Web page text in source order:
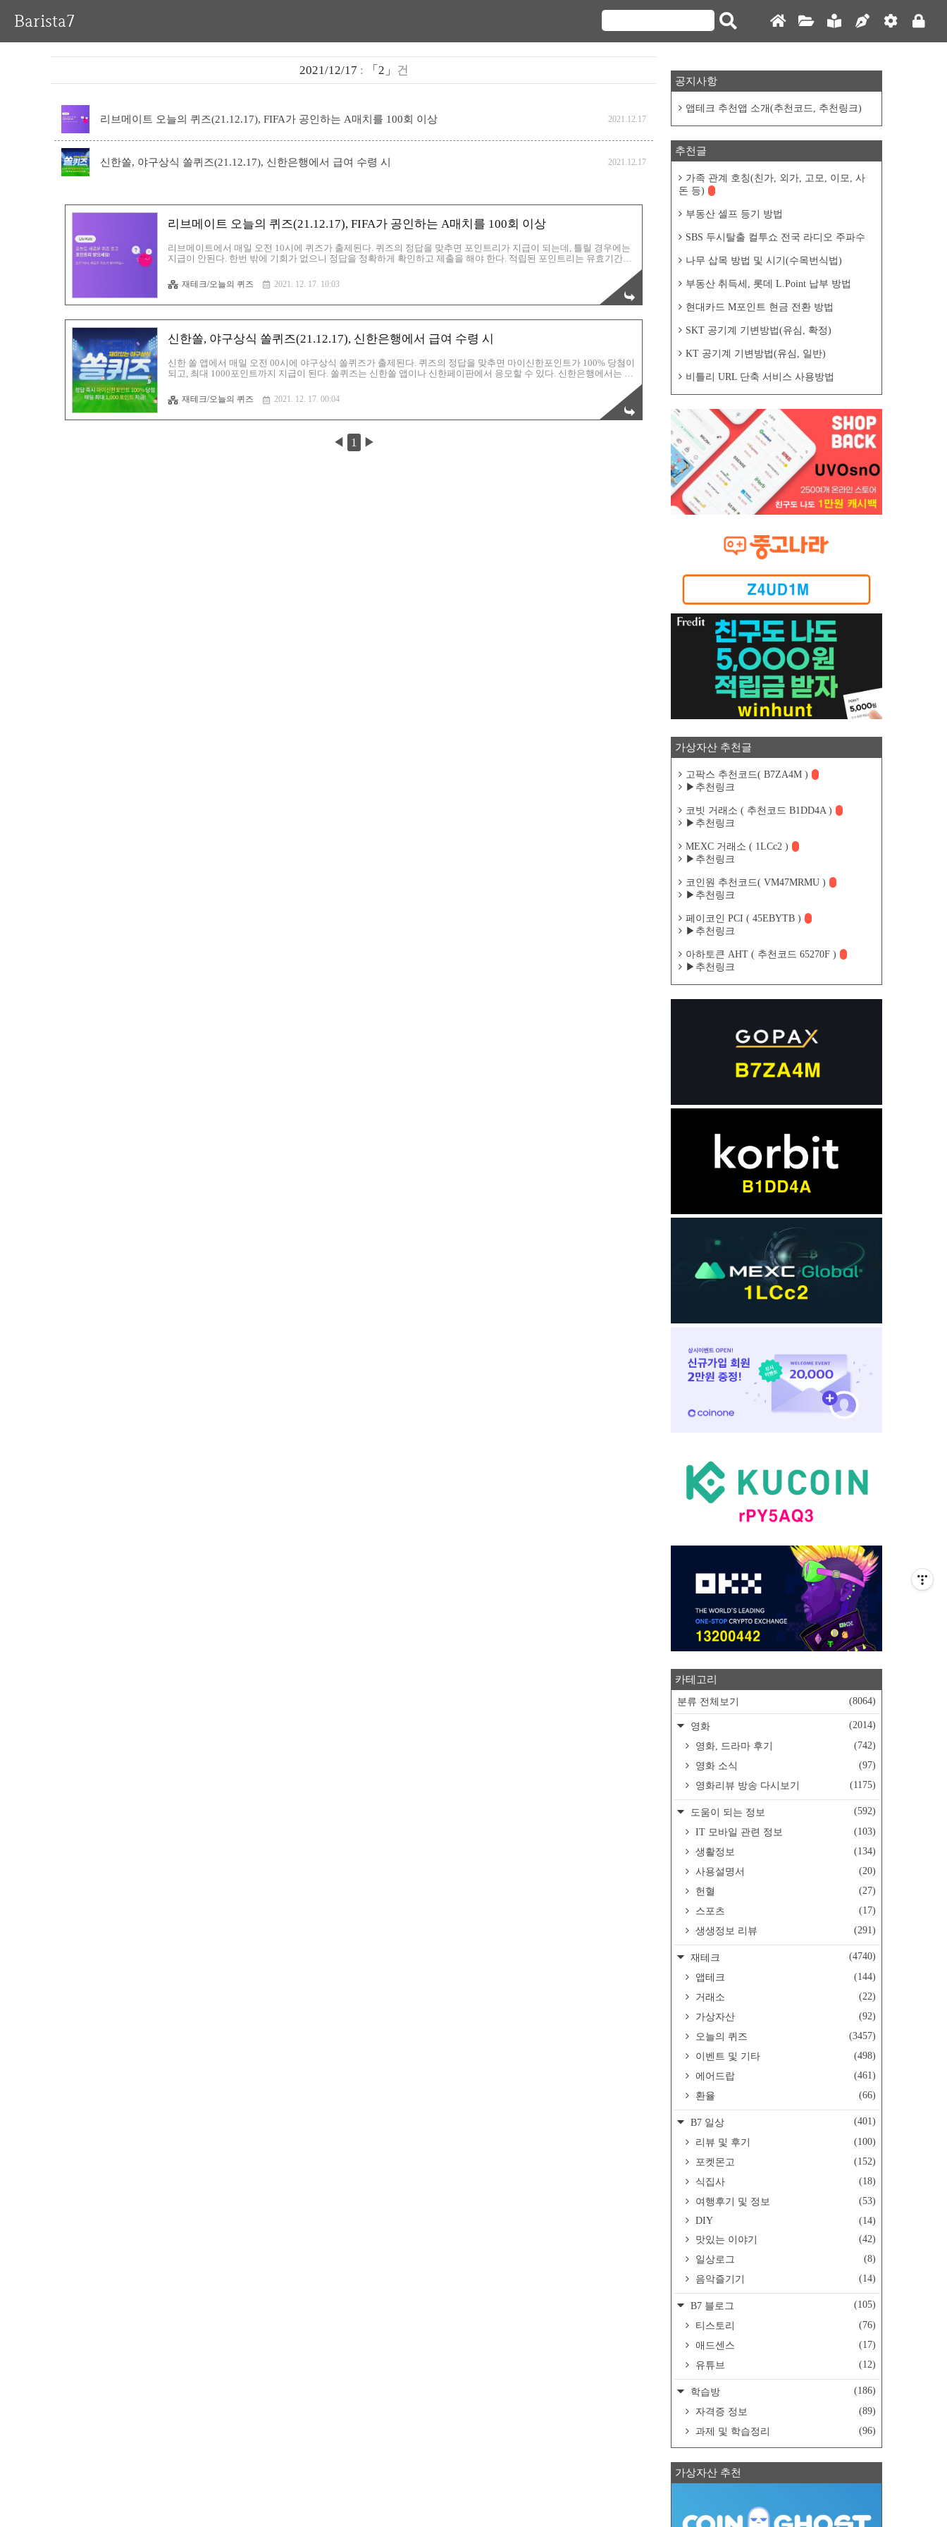
Barista7
2021/12/17 : 「2」 건
리브메이트 오늘의 퀴즈(21.12.17), FIFA가 공인하는 A매치를 100회 이상 2021.12.17
신한쏠, 야구상식 쏠퀴즈(21.12.17), 신한은행에서 급여 수령 시 2021.12.17
리브메이트 오늘의 퀴즈(21.12.17), FIFA가 공인하는 A매치를 100회 이상
리브메이트에서 매일 오전 10시에 퀴즈가 출제된다. 퀴즈의 정답을 맞추면 포인트리가 지급이 되는데, 틀릴 경우에는
지급이 안된다. 한번 밖에 기회가 없으니 정답을 정확하게 확인하고 제출을 해야 한다. 적립된 포인트리는 유효기간은
용한 포인트다. 포인트리는 현금화 할 수 있다는 장점이 있다. 가장 간편한 방법은 KB국민은행의 본인계좌로 포인트
리를 입금하는 것이다. 그밖에 KB국민은행 ATM을 통해 출금, 신용/체크카드를 통한 출금이 있다. ▷ 11번가 아마존
재테크/오늘의 퀴즈 2021. 12. 17. 10:03
신한쏠, 야구상식 쏠퀴즈(21.12.17), 신한은행에서 급여 수령 시
신한 쏠 앱에서 매일 오전 00시에 야구상식 쏠퀴즈가 출제된다. 퀴즈의 정답을 맞추면 마이신한포인트가 100% 당첨이
되고, 최대 1000포인트까지 지급이 된다. 쏠퀴즈는 신한쏠 앱이나 신한페이판에서 응모할 수 있다. 신한은행에서는 매
마이신한포인트는 다양한 방법으로 사용이 가능한데, 현금으로 본인 통장에 입금이 가능하다는 것이 가장 좋은것 같
다. ▷ 11번가 아마존 머니백( 추천코드 : YOH9926 ) : https://buy.11st.co.kr/sponsor/YOH9926 ▷ 헤이폴 친구추천 이벤
재테크/오늘의 퀴즈 2021. 12. 17. 00:04
◀ 1 ▶
공지사항
앱테크 추천앱 소개(추천코드, 추천링크)
추천글
가족 관계 호칭(친가, 외가, 고모, 이모, 사
돈 등)
부동산 셀프 등기 방법
SBS 두시탈출 컬투쇼 전국 라디오 주파수
나무 삽목 방법 및 시기(수목번식법)
부동산 취득세, 롯데 L.Point 납부 방법
현대카드 M포인트 현금 전환 방법
SKT 공기계 기변방법(유심, 확정)
KT 공기계 기변방법(유심, 일반)
비틀리 URL 단축 서비스 사용방법
가상자산 추천글
고팍스 추천코드( B7ZA4M )
▶추천링크
코빗 거래소 ( 추천코드 B1DD4A )
▶추천링크
MEXC 거래소 ( 1LCc2 )
▶추천링크
코인원 추천코드( VM47MRMU )
▶추천링크
페이코인 PCI ( 45EBYTB )
▶추천링크
아하토큰 AHT ( 추천코드 65270F )
▶추천링크
카테고리
분류 전체보기 (8064)
영화
(2014)
영화, 드라마 후기
(742)
영화 소식
(97)
영화리뷰 방송 다시보기
(1175)
도움이 되는 정보
(592)
IT 모바일 관련 정보
(103)
생활정보
(134)
사용설명서
(20)
헌혈
(27)
스포츠
(17)
생생정보 리뷰
(291)
재테크
(4740)
앱테크
(144)
거래소
(22)
가상자산
(92)
오늘의 퀴즈
(3457)
이벤트 및 기타
(498)
에어드랍
(461)
환율
(66)
B7 일상
(401)
리뷰 및 후기
(100)
포켓몬고
(152)
식집사
(18)
여행후기 및 정보
(53)
DIY
(14)
맛있는 이야기
(42)
일상로그
(8)
음악즐기기
(14)
B7 블로그
(105)
티스토리
(76)
애드센스
(17)
유튜브
(12)
학습방
(186)
자격증 정보
(89)
과제 및 학습정리
(96)
가상자산 추천